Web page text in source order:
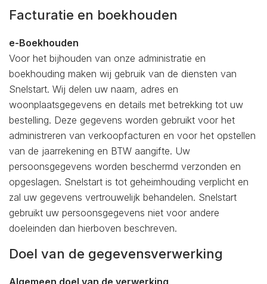
Facturatie en boekhouden
e-Boekhouden
Voor het bijhouden van onze administratie en
boekhouding maken wij gebruik van de diensten van
Snelstart. Wij delen uw naam, adres en
woonplaatsgegevens en details met betrekking tot uw
bestelling. Deze gegevens worden gebruikt voor het
administreren van verkoopfacturen en voor het opstellen
van de jaarrekening en BTW aangifte. Uw
persoonsgegevens worden beschermd verzonden en
opgeslagen. Snelstart is tot geheimhouding verplicht en
zal uw gegevens vertrouwelijk behandelen. Snelstart
gebruikt uw persoonsgegevens niet voor andere
doeleinden dan hierboven beschreven.
Doel van de gegevensverwerking
Algemeen doel van de verwerking